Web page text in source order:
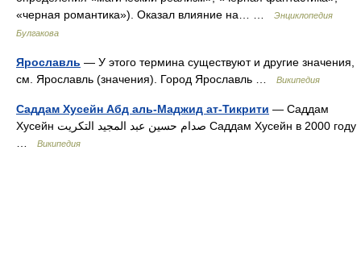
«черная романтика»). Оказал влияние на… …
Энциклопедия
Булгакова
Ярославль — У этого термина существуют и другие значения,
см. Ярославль (значения). Город Ярославль …
Википедия
Саддам Хусейн Абд аль-Маджид ат-Тикрити — Саддам
Хусейн صدام حسين عبد المجيد التكريت Саддам Хусейн в 2000 году
Википедия